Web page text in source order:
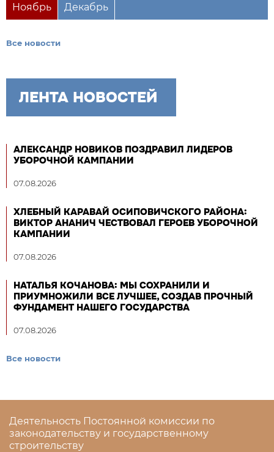
Ноябрь Декабрь
Все новости
ЛЕНТА НОВОСТЕЙ
АЛЕКСАНДР НОВИКОВ ПОЗДРАВИЛ ЛИДЕРОВ
УБОРОЧНОЙ КАМПАНИИ
07.08.2026
ХЛЕБНЫЙ КАРАВАЙ ОСИПОВИЧСКОГО РАЙОНА:
ВИКТОР АНАНИЧ ЧЕСТВОВАЛ ГЕРОЕВ УБОРОЧНОЙ
КАМПАНИИ
07.08.2026
НАТАЛЬЯ КОЧАНОВА: МЫ СОХРАНИЛИ И
ПРИУМНОЖИЛИ ВСЕ ЛУЧШЕЕ, СОЗДАВ ПРОЧНЫЙ
ФУНДАМЕНТ НАШЕГО ГОСУДАРСТВА
07.08.2026
Все новости
Деятельность Постоянной комиссии по
законодательству и государственному
строительству